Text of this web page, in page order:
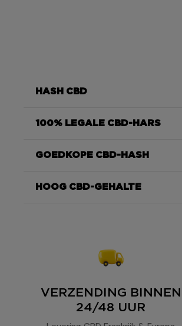
HASH CBD
100% LEGALE CBD-HARS
Le Bubble
GOEDKOPE CBD-HASH
HOOG CBD-GEHALTE
VERZENDING BINNEN
24/48 UUR